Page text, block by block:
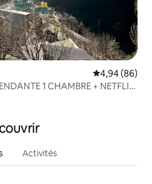
Évaluation
4,94 (86)
1 CHAMBRE + NETFLIX
Activités